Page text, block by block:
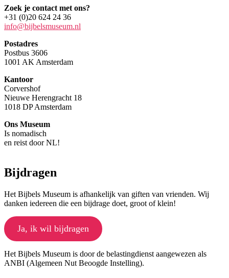
Zoek je contact met ons?
+31 (0)20 624 24 36
info@bijbelsmuseum.nl
Postadres
Postbus 3606
1001 AK Amsterdam
Kantoor
Corvershof
Nieuwe Herengracht 18
1018 DP Amsterdam
Ons Museum
Is nomadisch
en reist door NL!
Bijdragen
Het Bijbels Museum is afhankelijk van giften van vrienden. Wij
danken iedereen die een bijdrage doet, groot of klein!
Ja, ik wil bijdragen
Het Bijbels Museum is door de belastingdienst aangewezen als
ANBI (Algemeen Nut Beoogde Instelling).